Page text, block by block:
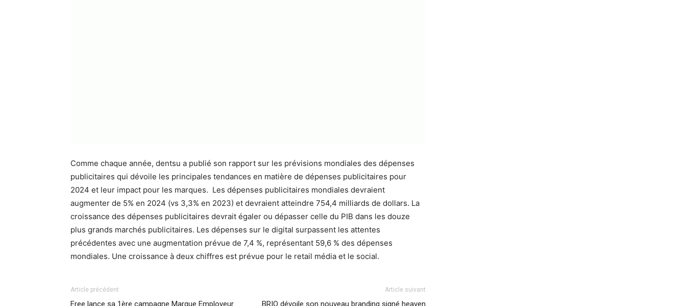
Comme chaque année, dentsu a publié son rapport sur les prévisions mondiales des dépenses
publicitaires qui dévoile les principales tendances en matière de dépenses publicitaires pour
2024 et leur impact pour les marques. Les dépenses publicitaires mondiales devraient
augmenter de 5% en 2024 (vs 3,3% en 2023) et devraient atteindre 754,4 milliards de dollars. La
croissance des dépenses publicitaires devrait égaler ou dépasser celle du PIB dans les douze
plus grands marchés publicitaires. Les dépenses sur le digital surpassent les attentes
précédentes avec une augmentation prévue de 7,4 %, représentant 59,6 % des dépenses
mondiales. Une croissance à deux chiffres est prévue pour le retail média et le social.
Article précédent
Free lance sa 1ère campagne Marque Employeur
Article suivant
BRIO dévoile son nouveau branding signé heaven